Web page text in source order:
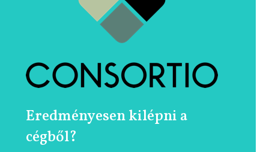
Eredményesen kilépni a
cégből?